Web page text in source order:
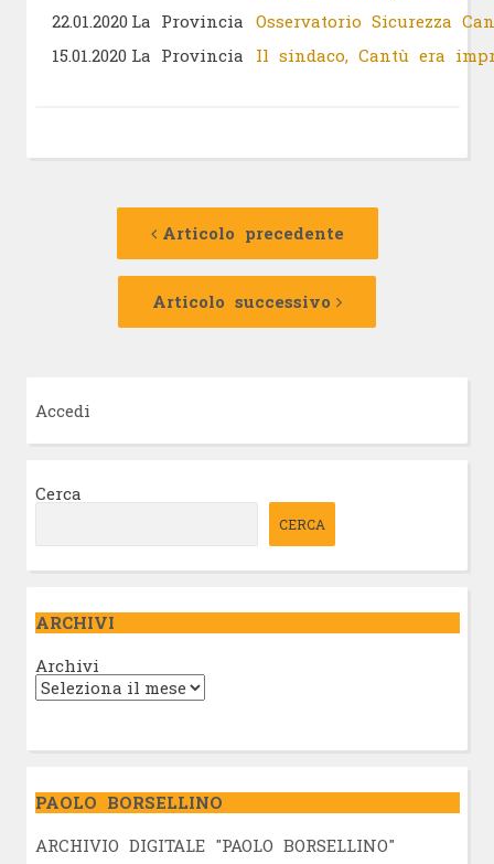
22.01.2020 La Provincia Osservatorio Sicurezza
15.01.2020 La Provincia Il sindaco, Cantù era
Navigazione
Articolo precedente
Articolo
Articolo successivo
Articolo
Accedi
Cerca
CERCA
ARCHIVI
Archivi
PAOLO BORSELLINO
ARCHIVIO DIGITALE "PAOLO BORSELLINO"